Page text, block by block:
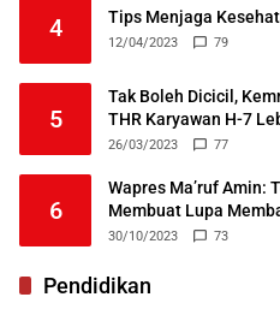
4 Tips Menjaga
12/04/2023 79
5
Tak Boleh Dicicil,
THR Karyawan H-7
26/03/2023 77
6
Wapres Ma’ruf Amin:
Membuat Lupa
30/10/2023 73
Pendidikan